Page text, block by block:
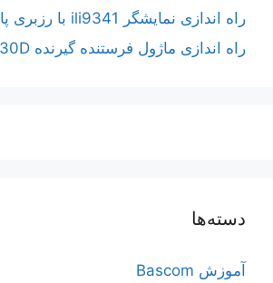
راه اندازی نمایشگر ili9341 با رزبری پای پیکو
راه اندازی ماژول فرستنده گیرنده E32 433T30D
دسته‌ها
آموزش Bascom